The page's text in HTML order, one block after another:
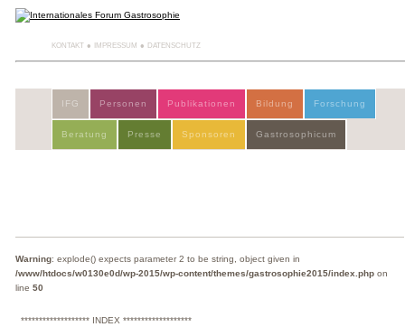
KONTAKT IMPRESSUM DATENSCHUTZ
IFG Personen Publikationen Bildung Forschung
Beratung Presse Sponsoren Gastrosophicum
Warning: explode() expects parameter 2 to be string, object given in
/www/htdocs/w0130e0d/wp-2015/wp-content/themes/gastrosophie2015/index.php on
line 50
******************* INDEX *******************